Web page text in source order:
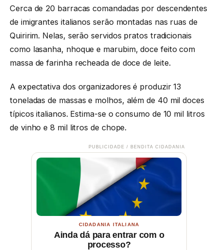
Cerca de 20 barracas comandadas por descendentes
de imigrantes italianos serão montadas nas ruas de
Quiririm. Nelas, serão servidos pratos tradicionais
como lasanha, nhoque e marubim, doce feito com
massa de farinha recheada de doce de leite.
A expectativa dos organizadores é produzir 13
toneladas de massas e molhos, além de 40 mil doces
típicos italianos. Estima-se o consumo de 10 mil litros
de vinho e 8 mil litros de chope.
PUBLICIDADE / BENDITA CIDADANIA
CIDADANIA ITALIANA
Ainda dá para entrar com o
processo?